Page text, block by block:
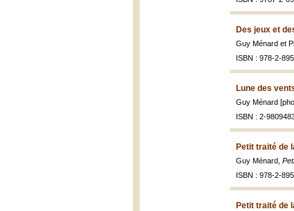
Des jeux et
Guy Ménard et
ISBN : 978-2-
Lune des
Guy Ménard
ISBN : 2-
Petit traité de
Guy Ménard,
ISBN : 978-2-
Petit traité de